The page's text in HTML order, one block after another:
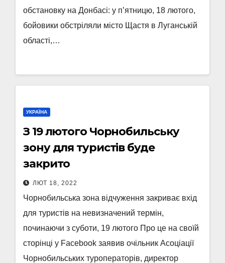
обстановку на Донбасі: у п’ятницю, 18 лютого,
бойовики обстріляли місто Щастя в Луганській
області,…
УКРАЇНА
З 19 лютого Чорнобильську
зону для туристів буде
закрито
ЛЮТ 18, 2022
Чорнобильська зона відчуження закриває вхід
для туристів на невизначений термін,
починаючи з суботи, 19 лютого Про це на своїй
сторінці у Facebook заявив очільник Асоціації
Чорнобильських туроператорів, директор